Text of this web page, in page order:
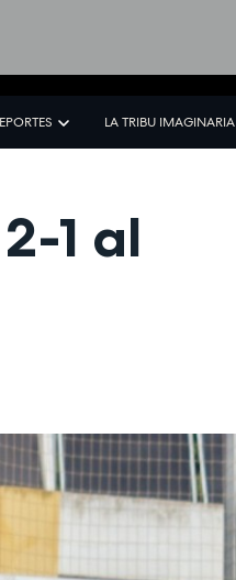
LA TRIBU IMAGINARIA
1 al